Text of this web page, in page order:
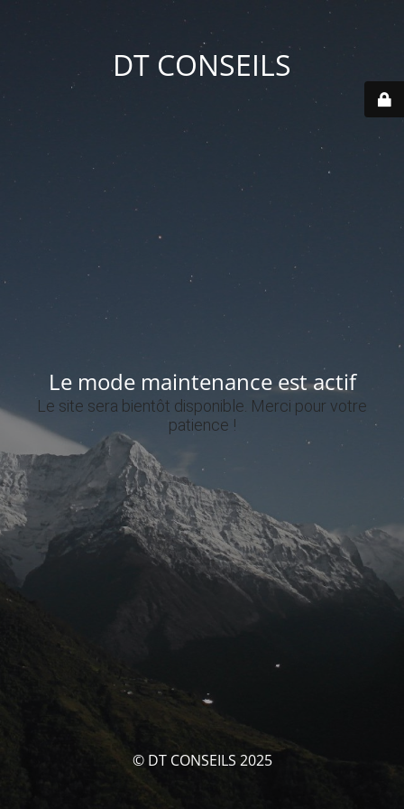
DT CONSEILS
Le mode maintenance est actif
Le site sera bientôt disponible. Merci pour votre
patience !
© DT CONSEILS 2025